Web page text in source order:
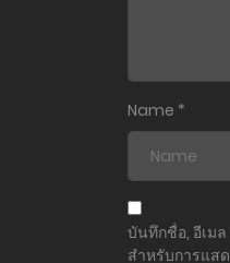
Name *
บันทึกชื่อ, อีเม
สำหรับการแส